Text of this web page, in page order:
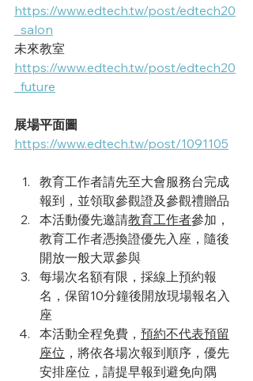
https://www.edtech.tw/post/edtech20
_salon
未來教室
https://www.edtech.tw/post/edtech20
_future
展場平面圖
https://www.edtech.tw/post/1091105
教育工作者請先至大會服務台完成
報到，並領取參觀證及參觀禮贈品
本活動優先邀請教育工作者參加，
教育工作者憑換證優先入座，隨後
開放一般大眾參與
每場次名額有限，採線上預約報
名，保留10分鐘後開放現場報名入
座
本活動全程免費， 預約不代表預留
座位 ，將依各場次報到順序，優先
安排座位，請提早報到避免向隅